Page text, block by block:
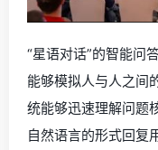
“星语对话”的智能问
能够模拟人与人之间
统能够迅速理解问题
自然语言的形式回复